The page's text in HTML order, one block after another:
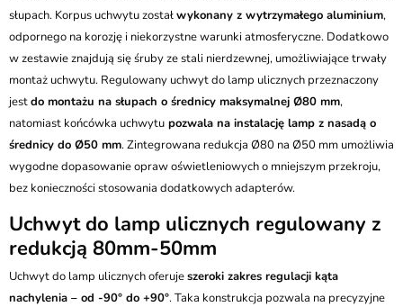
Przesyłka Gabarytowa - 35 zł
słupach. Korpus uchwytu zostałwykonany z wytrzymałego aluminium,
odpornego na korozję i niekorzystne warunki atmosferyczne. Dodatkowo
w zestawie znajdują się śruby ze stali nierdzewnej, umożliwiające trwały
montaż uchwytu. Regulowany uchwyt do lamp ulicznych przeznaczony
jestdo montażu na słupach o średnicy maksymalnej Ø80 mm,
natomiast końcówka uchwytu pozwala na instalację lamp z nasadą o
średnicy do Ø50 mm. Zintegrowana redukcja Ø80 na Ø50 mm umożliwia
wygodne dopasowanie opraw oświetleniowych o mniejszym przekroju,
bez konieczności stosowania dodatkowych adapterów.
Uchwyt do lamp ulicznych regulowany z
redukcją 80mm-50mm
Uchwyt do lamp ulicznych oferujeszeroki zakres regulacji kąta
nachylenia – od -90° do +90°. Taka konstrukcja pozwala na precyzyjne